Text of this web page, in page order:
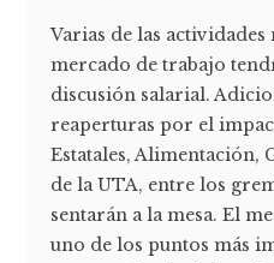
Varias de las
mercado de trabajo
discusión salarial.
reaperturas por el
Estatales, Alimentación,
de la UTA, entre los
sentarán a la mesa. El
uno de los puntos más